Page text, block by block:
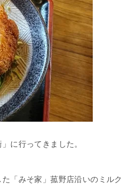
に行ってきました。
「みそ家」菰野店沿いのミルク